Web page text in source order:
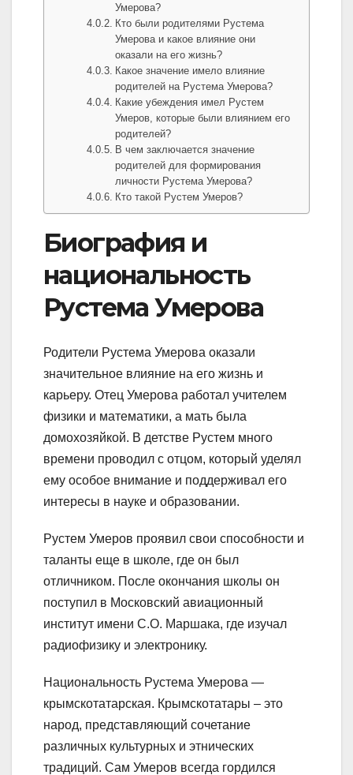
Умерова?
Кто были родителями Рустема
Умерова и какое влияние они
оказали на его жизнь?
Какое значение имело влияние
родителей на Рустема Умерова?
Какие убеждения имел Рустем
Умеров, которые были влиянием его
родителей?
В чем заключается значение
родителей для формирования
личности Рустема Умерова?
Кто такой Рустем Умеров?
Биография и
национальность
Рустема Умерова
Родители Рустема Умерова оказали
значительное влияние на его жизнь и
карьеру. Отец Умерова работал учителем
физики и математики, а мать была
домохозяйкой. В детстве Рустем много
времени проводил с отцом, который уделял
ему особое внимание и поддерживал его
интересы в науке и образовании.
Рустем Умеров проявил свои способности и
таланты еще в школе, где он был
отличником. После окончания школы он
поступил в Московский авиационный
институт имени С.О. Маршака, где изучал
радиофизику и электронику.
Национальность Рустема Умерова —
крымскотатарская. Крымскотатары – это
народ, представляющий сочетание
различных культурных и этнических
традиций. Сам Умеров всегда гордился